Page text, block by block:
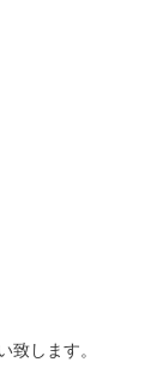
致します。